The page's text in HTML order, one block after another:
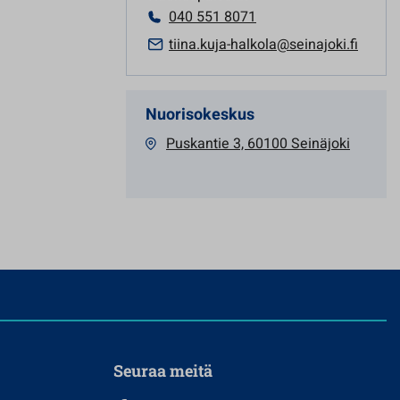
040 551 8071
tiina.kuja-halkola@seinajoki.fi
Nuorisokeskus
Puskantie 3, 60100 Seinäjoki
Seuraa meitä